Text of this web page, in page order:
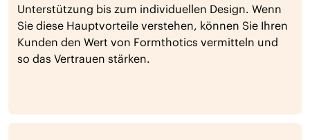
Unterstützung bis zum individuellen Design. Wenn
Sie diese Hauptvorteile verstehen, können Sie Ihren
Kunden den Wert von Formthotics vermitteln und
so das Vertrauen stärken.